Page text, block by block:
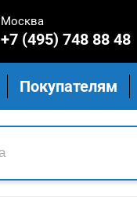
Москва
+7 (495) 748 88 48
Покупателям